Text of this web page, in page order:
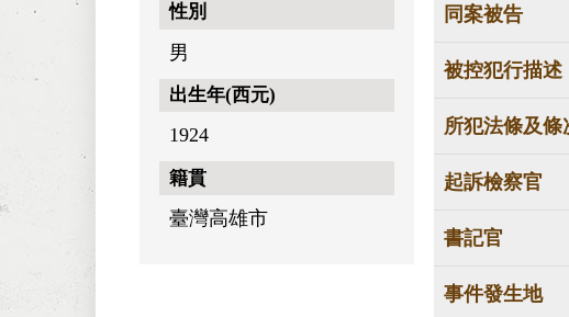
性別
男
出生年(西元)
1924
籍貫
臺灣高雄市
同案被告
被控犯行描述
所犯法條及條
起訴檢察官
書記官
事件發生地